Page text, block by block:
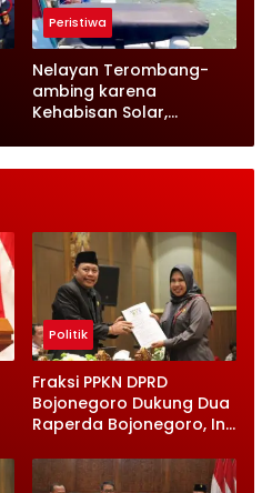
Peristiwa
Nelayan Terombang-
ambing karena
Kehabisan Solar,
Politik
Fraksi PPKN DPRD
Bojonegoro Dukung Dua
Raperda Bojonegoro, Ini
Disampaikan